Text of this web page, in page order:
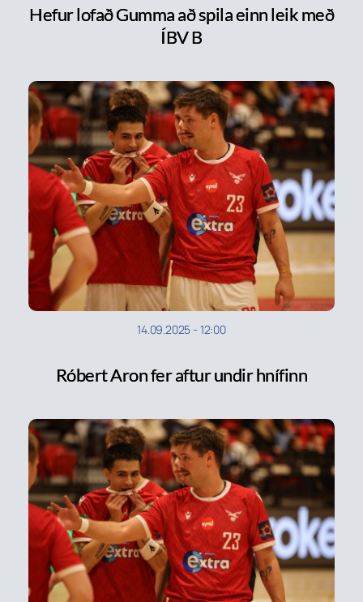
Hefur lofað Gumma að spila einn leik með
ÍBV B
14.09.2025 - 12:00
Róbert Aron fer aftur undir hnífinn